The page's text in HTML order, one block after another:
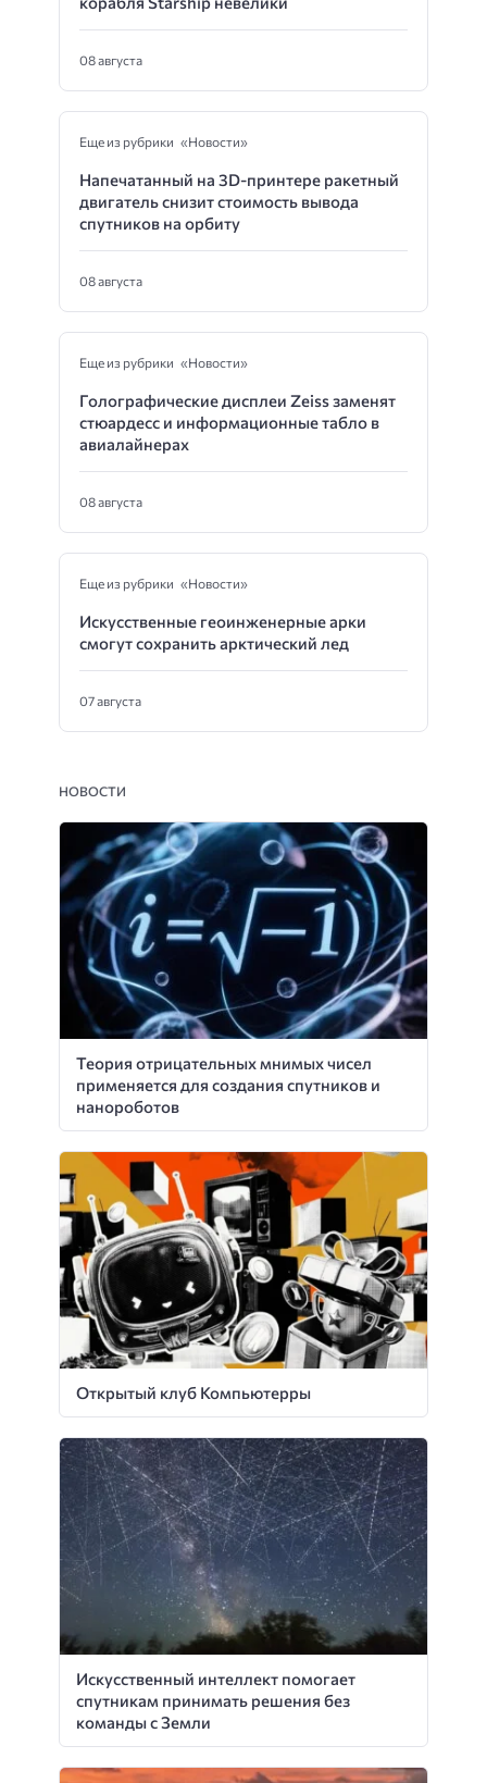
08 августа
Еще из рубрики «Новости»
Напечатанный на 3D-принтере ракетный
двигатель снизит стоимость вывода
спутников на орбиту
08 августа
Еще из рубрики «Новости»
Голографические дисплеи Zeiss заменят
стюардесс и информационные табло в
авиалайнерах
08 августа
Еще из рубрики «Новости»
Искусственные геоинженерные арки
смогут сохранить арктический лед
07 августа
НОВОСТИ
Теория отрицательных мнимых чисел
применяется для создания спутников и
нанороботов
Открытый клуб Компьютерры
Искусственный интеллект помогает
спутникам принимать решения без
команды с Земли